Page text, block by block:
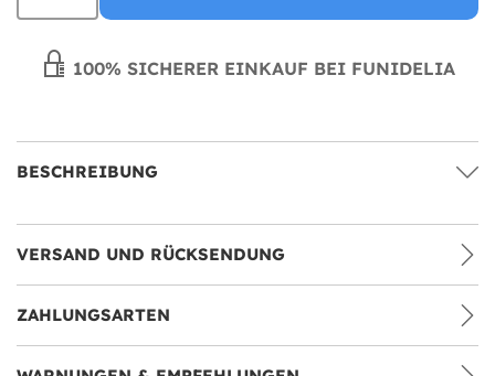
100% SICHERER EINKAUF BEI FUNIDELIA
BESCHREIBUNG
VERSAND UND RÜCKSENDUNG
ZAHLUNGSARTEN